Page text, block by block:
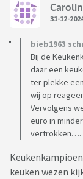
31-12-
bieb1963
Bij de
daar een
ter plekke
wij op
Vervolgens
euro in
vertrokken….
keuken wezen